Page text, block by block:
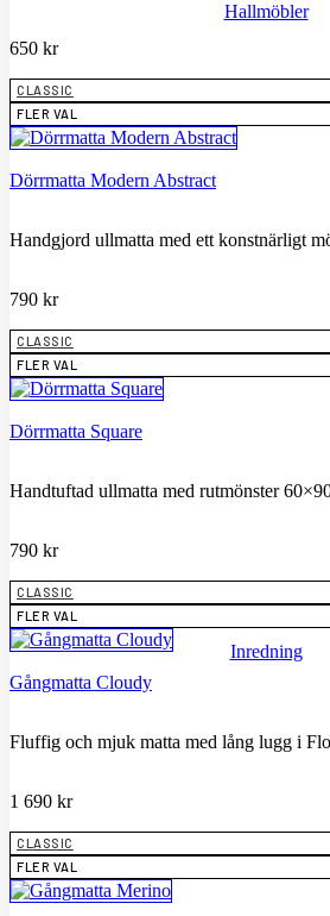
Hallmöbler
Inredning
650 kr
CLASSIC
FLER VAL
Dörrmatta Modern Abstract
Handgjord ullmatta med ett konstnärligt
790 kr
CLASSIC
FLER VAL
Dörrmatta Square
Handtuftad ullmatta med rutmönster
790 kr
CLASSIC
FLER VAL
Gångmatta Cloudy
Fluffig och mjuk matta med lång lugg i
1 690 kr
CLASSIC
FLER VAL